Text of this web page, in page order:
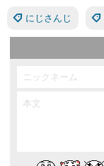
にじさんじ